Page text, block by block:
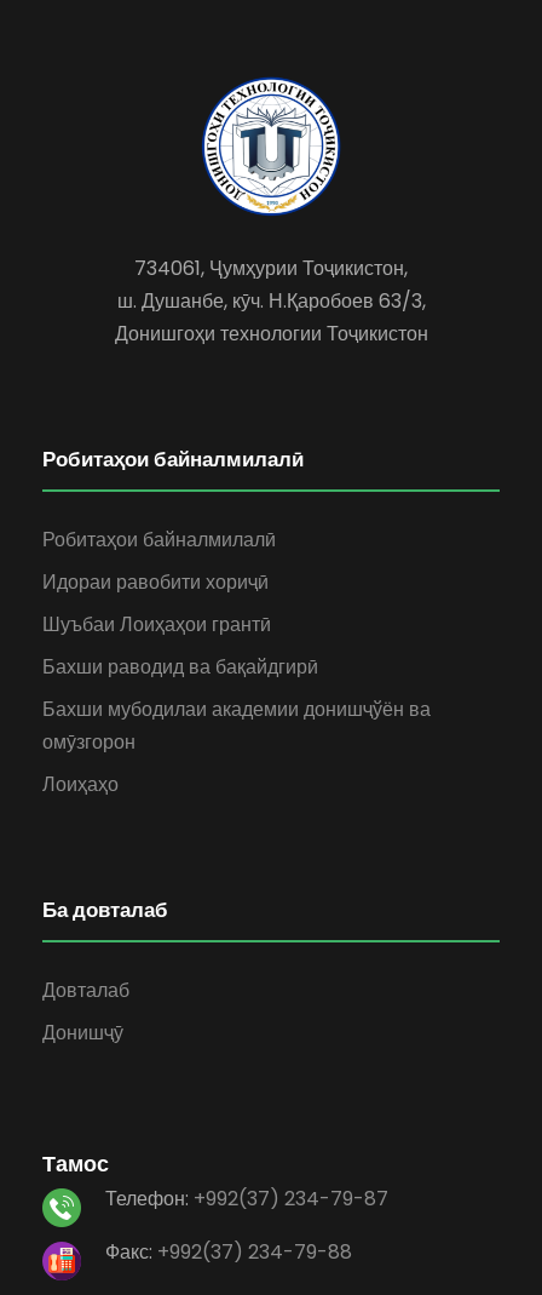
734061, Ҷумҳурии Тоҷикистон,
ш. Душанбе, кӯч. Н.Қаробоев 63/3,
Донишгоҳи технологии Тоҷикистон
Робитаҳои байналмилалӣ
Робитаҳои байналмилалӣ
Идораи равобити хориҷӣ
Шуъбаи Лоиҳаҳои грантӣ
Бахши раводид ва бақайдгирӣ
Бахши мубодилаи академии донишҷўён ва
омӯзгорон
Лоиҳаҳо
Ба довталаб
Довталаб
Донишҷӯ
Тамос
Телефон: +992(37) 234-79-87
Факс: +992(37) 234-79-88